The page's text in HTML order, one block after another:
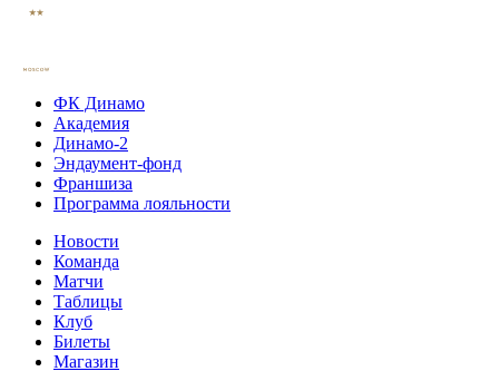
ФК Динамо
Академия
Динамо-2
Эндаумент-фонд
Франшиза
Программа лояльности
Новости
Команда
Матчи
Таблицы
Клуб
Билеты
Магазин